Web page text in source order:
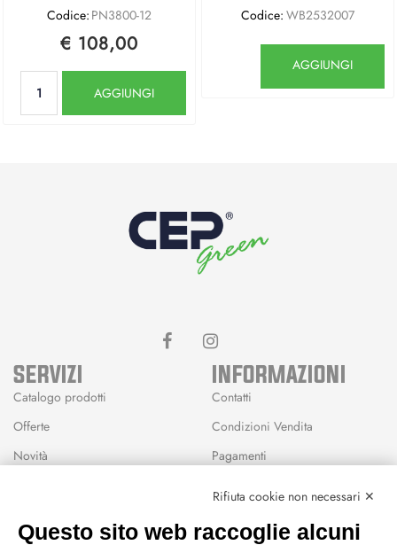
Codice: PN3800-12
€ 108,00
AGGIUNGI
Codice: WB2532007
AGGIUNGI
SERVIZI
Catalogo prodotti
Offerte
Novità
INFORMAZIONI
Contatti
Condizioni Vendita
Pagamenti
Rifiuta cookie non necessari ✕
Questo sito web raccoglie alcuni